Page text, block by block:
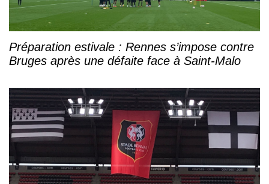
Préparation estivale : Rennes s’impose contre
Bruges après une défaite face à Saint-Malo